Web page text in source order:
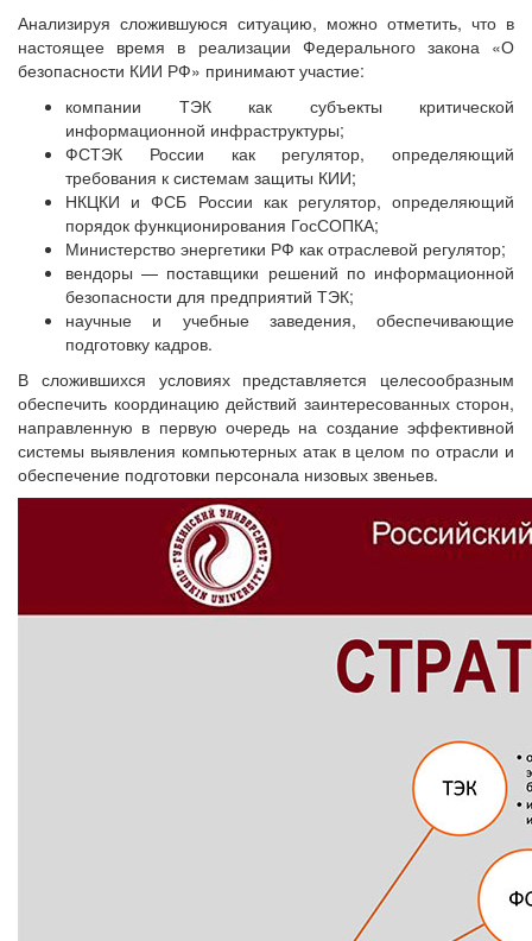
Анализируя сложившуюся ситуацию, можно отметить, что в
настоящее время в реализации Федерального закона «О
безопасности КИИ РФ» принимают участие:
компании ТЭК как субъекты критической
информационной инфраструктуры;
ФСТЭК России как регулятор, определяющий
требования к системам защиты КИИ;
НКЦКИ и ФСБ России как регулятор, определяющий
порядок функционирования ГосСОПКА;
Министерство энергетики РФ как отраслевой регулятор;
вендоры — поставщики решений по информационной
безопасности для предприятий ТЭК;
научные и учебные заведения, обеспечивающие
подготовку кадров.
В сложившихся условиях представляется целесообразным
обеспечить координацию действий заинтересованных сторон,
направленную в первую очередь на создание эффективной
системы выявления компьютерных атак в целом по отрасли и
обеспечение подготовки персонала низовых звеньев.